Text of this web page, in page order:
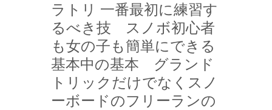
ラトリ 一番最初に練習す
るべき技 スノボ初心者
も女の子も簡単にできる
基本中の基本 グランド
トリックだけでなくスノ
ーボードのフリーランの